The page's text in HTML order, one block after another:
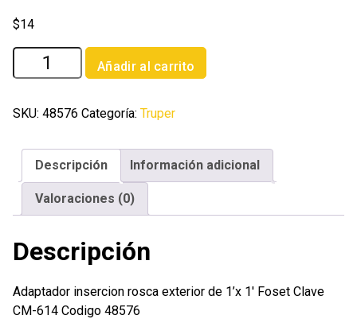
$14
Adaptador
insercion
exterior
1'x
Foset
cantidad
Añadir al carrito
SKU: 48576 Categoría: Truper
Descripción Información adicional
Valoraciones (0)
Descripción
Adaptador insercion rosca exterior de 1’x 1′ Foset Clave
CM-614 Codigo 48576